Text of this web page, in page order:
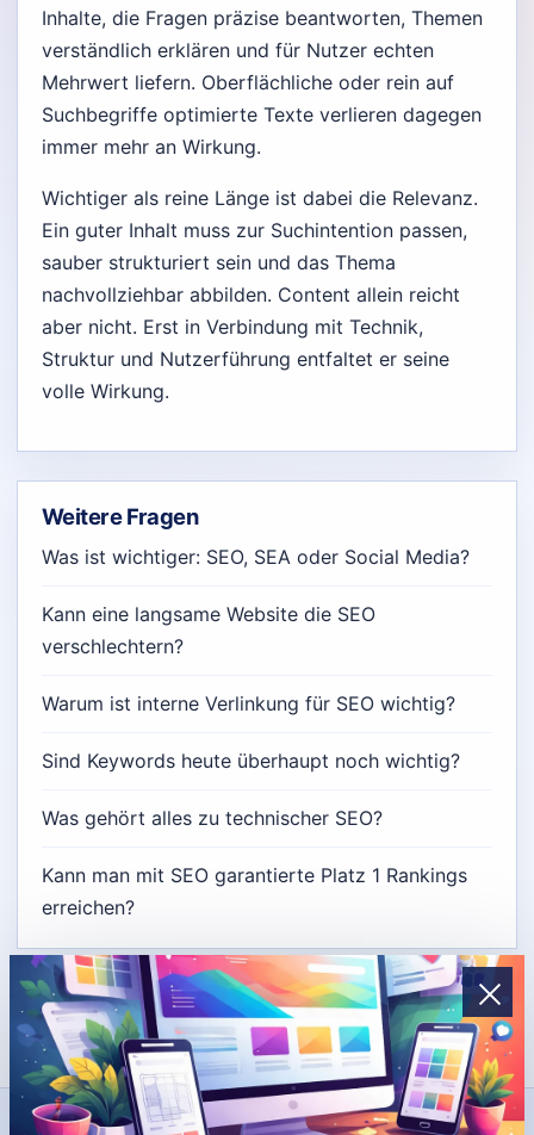
Inhalte, die Fragen präzise beantworten, Themen
verständlich erklären und für Nutzer echten
Mehrwert liefern. Oberflächliche oder rein auf
Suchbegriffe optimierte Texte verlieren dagegen
immer mehr an Wirkung.
Wichtiger als reine Länge ist dabei die Relevanz.
Ein guter Inhalt muss zur Suchintention passen,
sauber strukturiert sein und das Thema
nachvollziehbar abbilden. Content allein reicht
aber nicht. Erst in Verbindung mit Technik,
Struktur und Nutzerführung entfaltet er seine
volle Wirkung.
Weitere Fragen
Was ist wichtiger: SEO, SEA oder Social Media?
Kann eine langsame Website die SEO
verschlechtern?
Warum ist interne Verlinkung für SEO wichtig?
Sind Keywords heute überhaupt noch wichtig?
Was gehört alles zu technischer SEO?
Kann man mit SEO garantierte Platz 1 Rankings
erreichen?